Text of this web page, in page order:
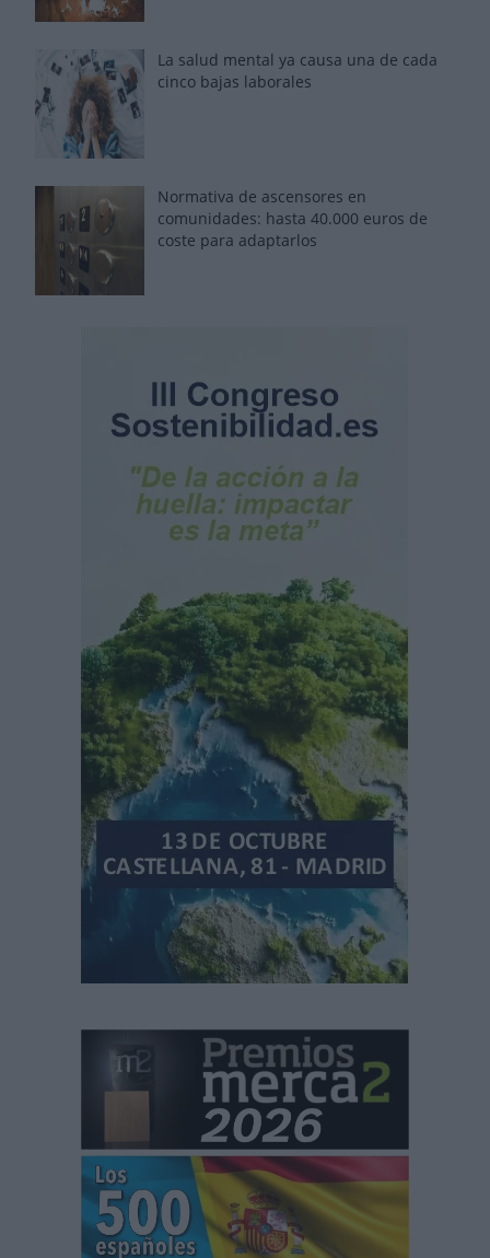
La salud mental ya causa una de cada
cinco bajas laborales
Normativa de ascensores en
comunidades: hasta 40.000 euros de
coste para adaptarlos